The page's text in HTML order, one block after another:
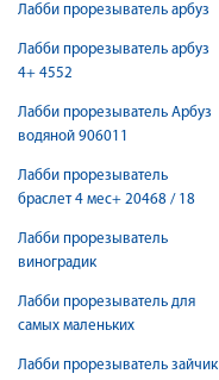
Лабби прорезыватель арбуз
Лабби прорезыватель арбуз
4+ 4552
Лабби прорезыватель Арбуз
водяной 906011
Лабби прорезыватель
браслет 4 мес+ 20468 / 18
Лабби прорезыватель
виноградик
Лабби прорезыватель для
самых маленьких
Лабби прорезыватель зайчик